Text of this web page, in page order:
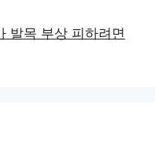
발목 부상 피하려면